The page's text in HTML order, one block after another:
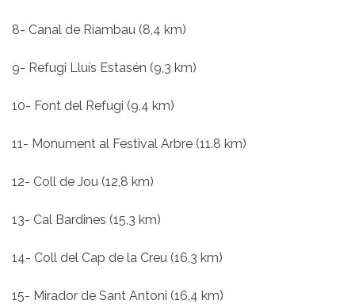
8- Canal de Riambau (8,4 km)
9- Refugi Lluís Estasén (9,3 km)
10- Font del Refugi (9,4 km)
11- Monument al Festival Arbre (11.8 km)
12- Coll de Jou (12,8 km)
13- Cal Bardines (15,3 km)
14- Coll del Cap de la Creu (16,3 km)
15- Mirador de Sant Antoni (16,4 km)